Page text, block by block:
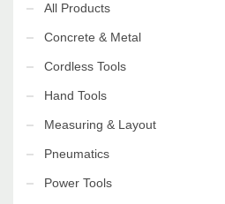
All Products
Concrete & Metal
Cordless Tools
Hand Tools
Measuring & Layout
Pneumatics
Power Tools